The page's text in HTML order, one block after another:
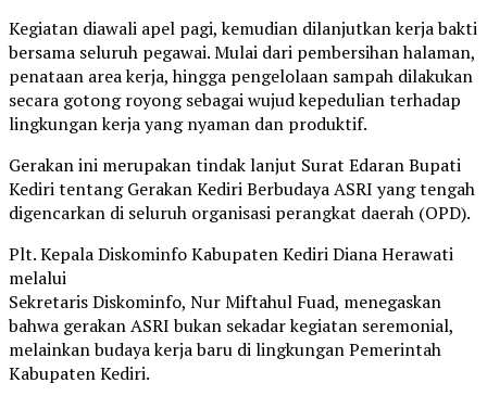
Kegiatan diawali apel pagi, kemudian dilanjutkan kerja bakti
bersama seluruh pegawai. Mulai dari pembersihan halaman,
penataan area kerja, hingga pengelolaan sampah dilakukan
secara gotong royong sebagai wujud kepedulian terhadap
lingkungan kerja yang nyaman dan produktif.
Gerakan ini merupakan tindak lanjut Surat Edaran Bupati
Kediri tentang Gerakan Kediri Berbudaya ASRI yang tengah
digencarkan di seluruh organisasi perangkat daerah (OPD).
Plt. Kepala Diskominfo Kabupaten Kediri Diana Herawati
melalui
Sekretaris Diskominfo, Nur Miftahul Fuad, menegaskan
bahwa gerakan ASRI bukan sekadar kegiatan seremonial,
melainkan budaya kerja baru di lingkungan Pemerintah
Kabupaten Kediri.